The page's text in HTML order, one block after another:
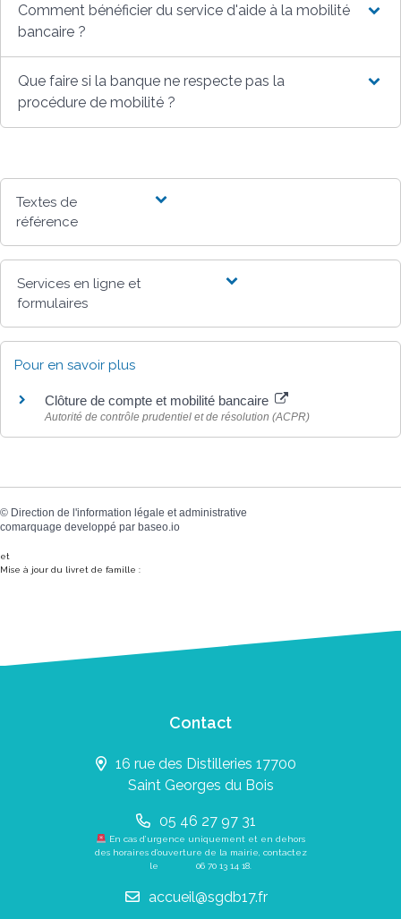
Comment bénéficier du service d'aide à la mobilité
bancaire ?
Que faire si la banque ne respecte pas la
procédure de mobilité ?
Textes de
référence
Services en ligne et
formulaires
Pour en savoir plus
Clôture de compte et mobilité bancaire
Autorité de contrôle prudentiel et de résolution (ACPR)
© Direction de l'information légale et administrative
comarquage developpé par baseo.io
et
Mise à jour du livret de famille :
Contact
16 rue des Distilleries 17700
Saint Georges du Bois
05 46 27 97 31
En cas d’urgence uniquement et en dehors
des horaires d’ouverture de la mairie, contactez
le 06 70 13 14 18
accueil@sgdb17.fr